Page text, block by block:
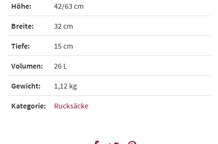
Höhe: 42/63 cm
Breite: 32 cm
Tiefe: 15 cm
Volumen: 26 L
Gewicht: 1,12 kg
Kategorie: Rucksäcke